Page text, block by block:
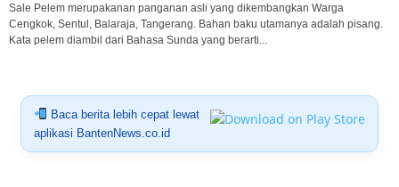
Sale Pelem merupakanan panganan asli yang dikembangkan Warga
Cengkok, Sentul, Balaraja, Tangerang. Bahan baku utamanya adalah pisang.
Kata pelem diambil dari Bahasa Sunda yang berarti...
Baca berita lebih cepat lewat
aplikasi BantenNews.co.id